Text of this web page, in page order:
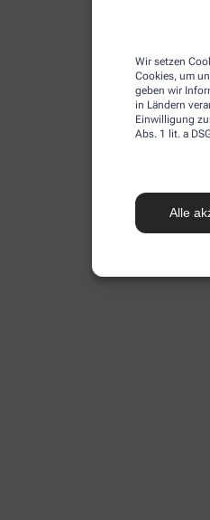
Wir setzen
Cookies, um
geben wir
in Ländern
Einwilligung
Abs. 1 lit. a
Alle